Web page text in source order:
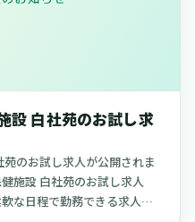
設 白社苑のお試し求
のお試し求人が公開されま
施設 白社苑のお試し求人
な日程で勤務できる求人